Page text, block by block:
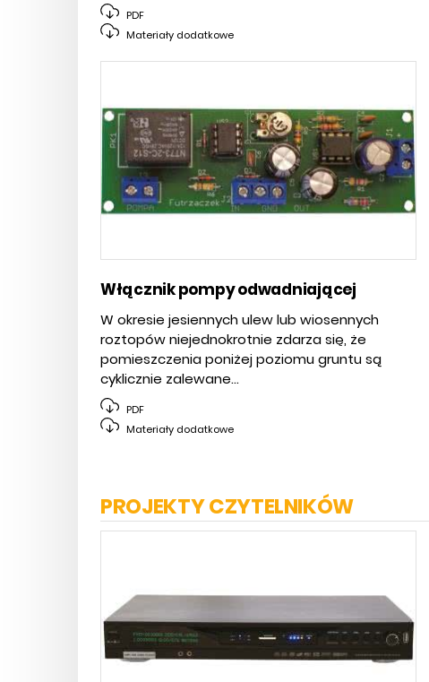
PDF
Materiały dodatkowe
Włącznik pompy odwadniającej
W okresie jesiennych ulew lub wiosennych
roztopów niejednokrotnie zdarza się, że
pomieszczenia poniżej poziomu gruntu są
cyklicznie zalewane...
PDF
Materiały dodatkowe
PROJEKTY CZYTELNIKÓW